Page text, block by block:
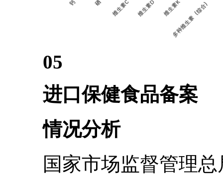
05
进口保健食品备案
情况分析
国家市场监督管理总